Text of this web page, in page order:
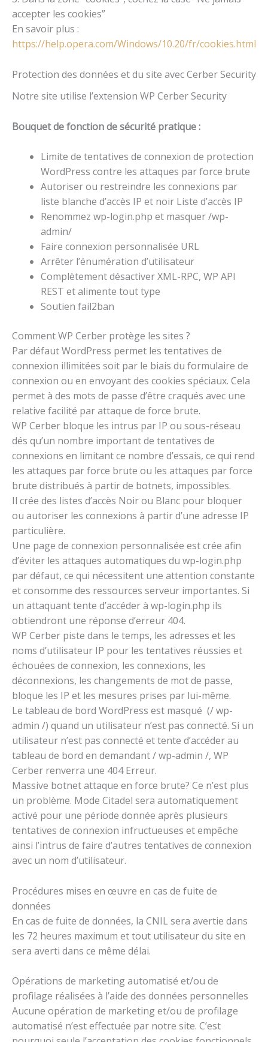
accepter les cookies”
En savoir plus :
https://help.opera.com/Windows/10.20/fr/cookies.html
Protection des données et du site avec Cerber Security
Notre site utilise l’extension WP Cerber Security
Bouquet de fonction de sécurité pratique :
Limite de tentatives de connexion de protection
WordPress contre les attaques par force brute
Autoriser ou restreindre les connexions par
liste blanche d’accès IP et noir Liste d’accès IP
Renommez wp-login.php et masquer /wp-
admin/
Faire connexion personnalisée URL
Arrêter l’énumération d’utilisateur
Complètement désactiver XML-RPC, WP API
REST et alimente tout type
Soutien fail2ban
Comment WP Cerber protège les sites ?
Par défaut WordPress permet les tentatives de
connexion illimitées soit par le biais du formulaire de
connexion ou en envoyant des cookies spéciaux. Cela
permet à des mots de passe d’être craqués avec une
relative facilité par attaque de force brute.
WP Cerber bloque les intrus par IP ou sous-réseau
dés qu’un nombre important de tentatives de
connexions en limitant ce nombre d’essais, ce qui rend
les attaques par force brute ou les attaques par force
brute distribués à partir de botnets, impossibles.
Il crée des listes d’accès Noir ou Blanc pour bloquer
ou autoriser les connexions à partir d’une adresse IP
particulière.
Une page de connexion personnalisée est crée afin
d’éviter les attaques automatiques du wp-login.php
par défaut, ce qui nécessitent une attention constante
et consomme des ressources serveur importantes. Si
un attaquant tente d’accéder à wp-login.php ils
obtiendront une réponse d’erreur 404.
WP Cerber piste dans le temps, les adresses et les
noms d’utilisateur IP pour les tentatives réussies et
échouées de connexion, les connexions, les
déconnexions, les changements de mot de passe,
bloque les IP et les mesures prises par lui-même.
Le tableau de bord WordPress est masqué (/ wp-
admin /) quand un utilisateur n’est pas connecté. Si un
utilisateur n’est pas connecté et tente d’accéder au
tableau de bord en demandant / wp-admin /, WP
Cerber renverra une 404 Erreur.
Massive botnet attaque en force brute? Ce n’est plus
un problème. Mode Citadel sera automatiquement
activé pour une période donnée après plusieurs
tentatives de connexion infructueuses et empêche
ainsi l’intrus de faire d’autres tentatives de connexion
avec un nom d’utilisateur.
Procédures mises en œuvre en cas de fuite de
données
En cas de fuite de données, la CNIL sera avertie dans
les 72 heures maximum et tout utilisateur du site en
sera averti dans ce même délai.
Opérations de marketing automatisé et/ou de
profilage réalisées à l’aide des données personnelles
Aucune opération de marketing et/ou de profilage
automatisé n’est effectuée par notre site. C’est